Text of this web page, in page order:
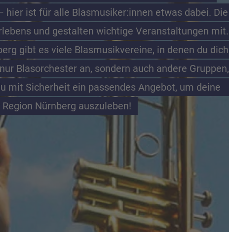
hier ist für alle Blasmusiker:innen etwas dabei. Die
und gestalten wichtige Veranstaltungen mit.
gibt es viele Blasmusikvereine, in denen du dich
Blasorchester an, sondern auch andere Gruppen,
mit Sicherheit ein passendes Angebot, um deine
Nürnberg auszuleben!